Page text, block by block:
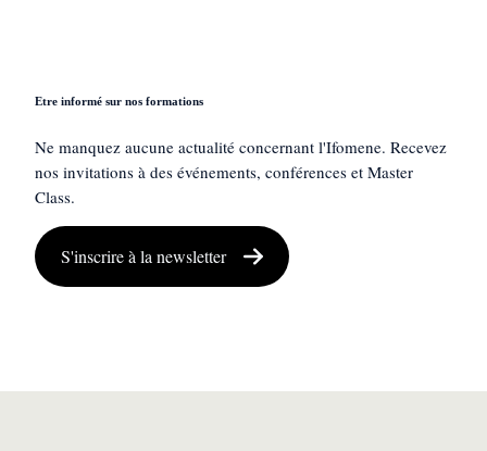
Etre informé sur nos formations
Ne manquez aucune actualité concernant l'Ifomene. Recevez
nos invitations à des événements, conférences et Master
Class.
S'inscrire à la newsletter